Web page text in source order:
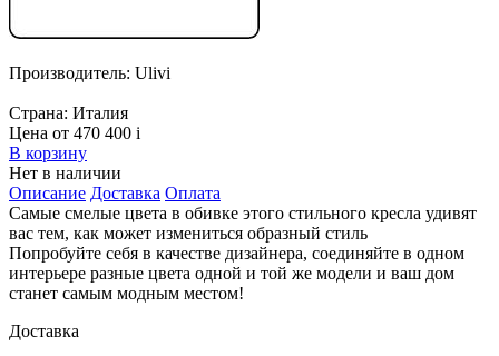
Производитель: Ulivi
Страна: Италия
Цена от 470 400 i
В корзину
Нет в наличии
Описание Доставка Оплата
Самые смелые цвета в обивке этого стильного кресла удивят
вас тем, как может измениться образный стиль
Попробуйте себя в качестве дизайнера, соединяйте в одном
интерьере разные цвета одной и той же модели и ваш дом
станет самым модным местом!
Доставка